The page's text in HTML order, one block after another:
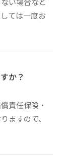
ては一度お
か？
責任保険・
ますので、